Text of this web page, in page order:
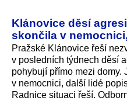
Klánovice děsí
skončila v
Pražské Klánovice řeší
v posledních týdnech děsí
pohybují přímo mezi domy.
v nemocnici, další lidé
Radnice situaci řeší.